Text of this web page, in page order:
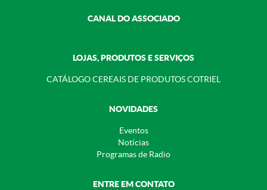
CANAL DO ASSOCIADO
LOJAS, PRODUTOS E SERVIÇOS
CATÁLOGO CEREAIS DE PRODUTOS COTRIEL
NOVIDADES
Eventos
Notícias
Programas de Radio
ENTRE EM CONTATO